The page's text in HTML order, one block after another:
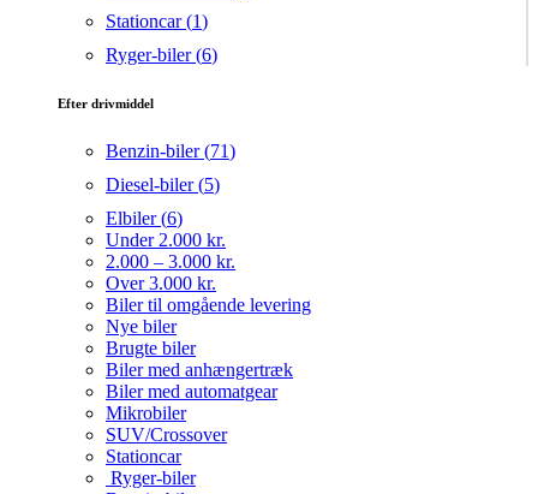
Stationcar (1)
Ryger-biler (6)
Efter drivmiddel
Benzin-biler (71)
Diesel-biler (5)
Elbiler (6)
Under 2.000 kr.
2.000 – 3.000 kr.
Over 3.000 kr.
Biler til omgående levering
Nye biler
Brugte biler
Biler med anhængertræk
Biler med automatgear
Mikrobiler
SUV/Crossover
Stationcar
Ryger-biler